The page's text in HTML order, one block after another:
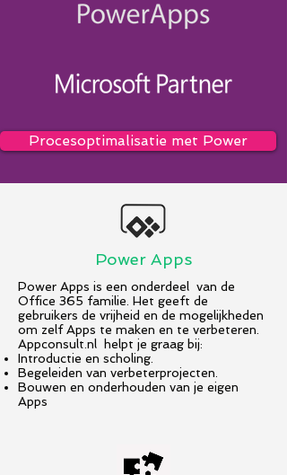
Procesoptimalisatie met Power
Power Apps
Power Apps is een onderdeel van de
Office 365 familie. Het geeft de
gebruikers de vrijheid en de mogelijkheden
om zelf Apps te maken en te verbeteren. ​
Appconsult.nl helpt je graag bij:​
Introductie en scholing.​
Begeleiden van verbeterprojecten.​
Bouwen en onderhouden van je eigen
Apps